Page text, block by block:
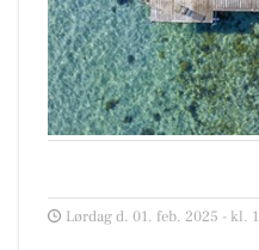
Lørdag d. 01. feb. 2025 - kl.